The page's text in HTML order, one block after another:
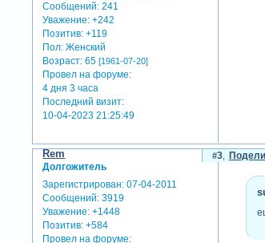
Сообщений: 241
Уважение: +242
Позитив: +119
Пол: Женский
Возраст: 65[1961-07-20]
Провел на форуме:
4 дня 3 часа
Последний визит:
10-04-2023 21:25:49
3
Rem
Долгожитель
Зарегистрирован: 07-04-2011
Сообщений: 3919
Уважение: +1448
Позитив: +584
Провел на форуме: